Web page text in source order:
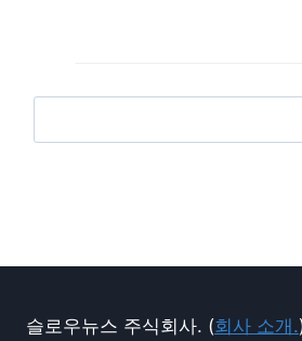
슬로우뉴스 주식회사. (회사 소개.